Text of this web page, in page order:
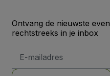
Ontvang de nieuwste
rechtstreeks in je inbox
mailadres